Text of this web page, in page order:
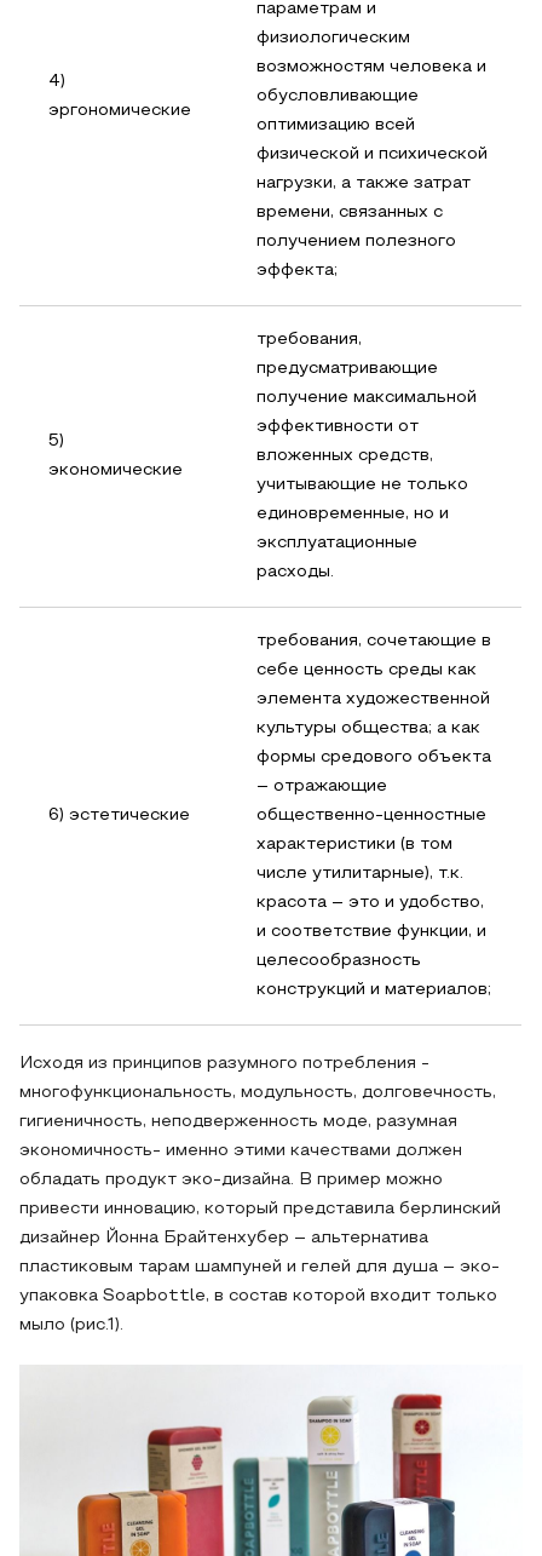
4)
эргономические
параметрам и
физиологическим
возможностям человека и
обусловливающие
оптимизацию всей
физической и психической
нагрузки, а также затрат
времени, связанных с
получением полезного
эффекта;
5)
экономические
требования,
предусматривающие
получение максимальной
эффективности от
вложенных средств,
учитывающие не только
единовременные, но и
эксплуатационные
расходы.
6) эстетические
требования, сочетающие в
себе ценность среды как
элемента художественной
культуры общества; а как
формы средового объекта
– отражающие
общественно-ценностные
характеристики (в том
числе утилитарные), т.к.
красота – это и удобство,
и соответствие функции, и
целесообразность
конструкций и материалов;
Исходя из принципов разумного потребления -
многофункциональность, модульность, долговечность,
гигиеничность, неподверженность моде, разумная
экономичность- именно этими качествами должен
обладать продукт эко-дизайна. В пример можно
привести инновацию, который представила берлинский
дизайнер Йонна Брайтенхубер – альтернатива
пластиковым тарам шампуней и гелей для душа – эко-
упаковка Soapbottle, в состав которой входит только
мыло (рис.1).